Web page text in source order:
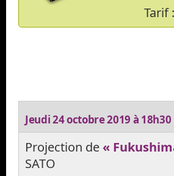
Tarif
Jeudi 24 octobre 2019 à 18h30
Projection de «
SATO